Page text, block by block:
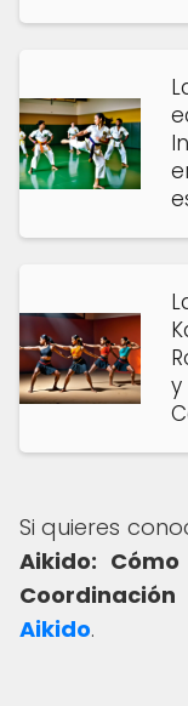
y
Si quieres
Aikido:
Coordinación
Aikido.